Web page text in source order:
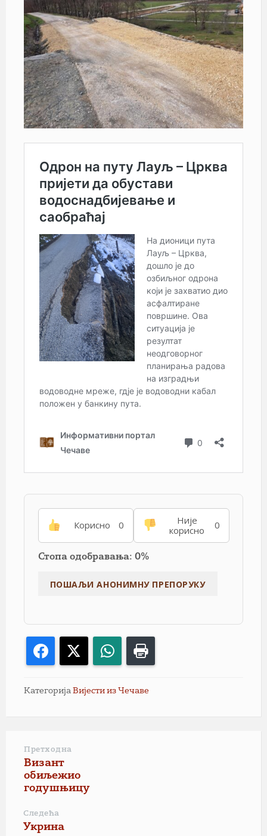
Корисно 0
Није
корисно
0
Стопа одобравања: 0%
Facebook WhatsApp
Категорија Вијести из Чечаве
Претходна
Визант
обиљежио
годушњицу
Следећа
Укрина